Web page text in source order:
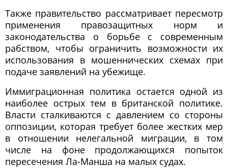
Также правительство рассматривает пересмотр
применения правозащитных норм и
законодательства о борьбе с современным
рабством, чтобы ограничить возможности их
использования в мошеннических схемах при
подаче заявлений на убежище.
Иммиграционная политика остается одной из
наиболее острых тем в британской политике.
Власти сталкиваются с давлением со стороны
оппозиции, которая требует более жестких мер
в отношении нелегальной миграции, в том
числе на фоне продолжающихся попыток
пересечения Ла-Манша на малых судах.